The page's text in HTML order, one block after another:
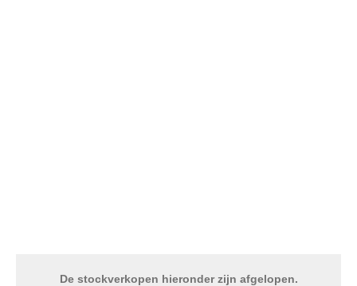
De stockverkopen hieronder zijn afgelopen.